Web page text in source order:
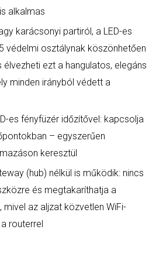
alkalmas
karácsonyi partiról, a LED-es
védelmi osztálynak köszönhetően
élvezheti ezt a hangulatos, elegáns
minden irányból védett a
es fényfüzér időzítővel: kapcsolja
– egyszerűen
keresztül
(hub) nélkül is működik: nincs
és megtakaríthatja a
az aljzat közvetlen WiFi-
routerrel